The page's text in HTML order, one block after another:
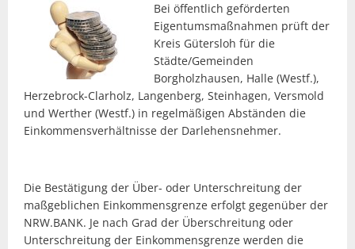
Bei öffentlich geförderten
Eigentumsmaßnahmen prüft der
Kreis Gütersloh für die
Städte/Gemeinden
Borgholzhausen, Halle (Westf.),
Herzebrock-Clarholz, Langenberg, Steinhagen, Versmold
und Werther (Westf.) in regelmäßigen Abständen die
Einkommensverhältnisse der Darlehensnehmer.
Die Bestätigung der Über- oder Unterschreitung der
maßgeblichen Einkommensgrenze erfolgt gegenüber der
NRW.BANK. Je nach Grad der Überschreitung oder
Unterschreitung der Einkommensgrenze werden die